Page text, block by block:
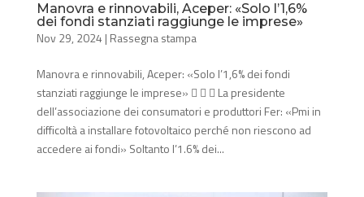
Manovra e rinnovabili, Aceper: «Solo l’1,6%
dei fondi stanziati raggiunge le imprese»
Nov 29, 2024 | Rassegna stampa
Manovra e rinnovabili, Aceper: «Solo l’1,6% dei fondi
stanziati raggiunge le imprese»    La presidente
dell’associazione dei consumatori e produttori Fer: «Pmi in
difficoltà a installare fotovoltaico perché non riescono ad
accedere ai fondi» Soltanto l’1.6% dei...